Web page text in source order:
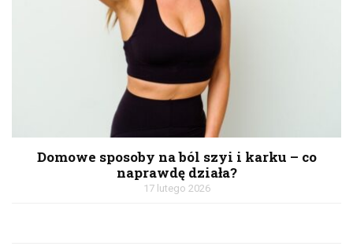
Domowe sposoby na ból szyi i karku – co
naprawdę działa?
17 lutego 2026